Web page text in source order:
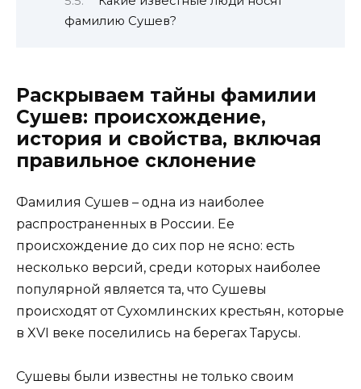
фамилию Сушев?
Раскрываем тайны фамилии
Сушев: происхождение,
история и свойства, включая
правильное склонение
Фамилия Сушев – одна из наиболее
распространенных в России. Ее
происхождение до сих пор не ясно: есть
несколько версий, среди которых наиболее
популярной является та, что Сушевы
происходят от Сухомлинских крестьян, которые
в XVI веке поселились на берегах Тарусы.
Сушевы были известны не только своим